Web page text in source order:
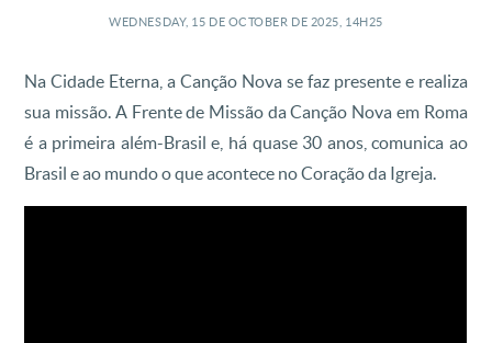
WEDNESDAY, 15 DE OCTOBER DE 2025, 14H25
Na Cidade Eterna, a Canção Nova se faz presente e realiza
sua missão. A Frente de Missão da Canção Nova em Roma
é a primeira além-Brasil e, há quase 30 anos, comunica ao
Brasil e ao mundo o que acontece no Coração da Igreja.